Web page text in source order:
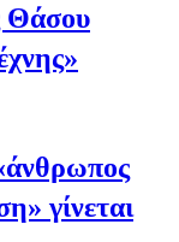
Θάσου
γίνεται